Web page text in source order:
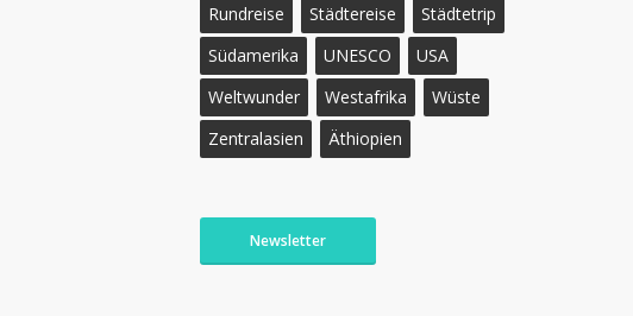
Rundreise
Städtereise
Städtetrip
Südamerika
UNESCO
USA
Weltwunder
Westafrika
Wüste
Zentralasien
Äthiopien
Newsletter